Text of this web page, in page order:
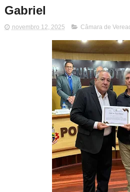
Gabriel
novembro 12, 2025 Câmara de